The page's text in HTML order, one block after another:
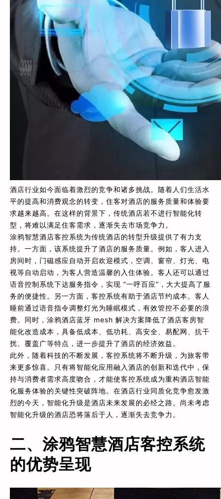
酒店行业如今面临着激烈的竞争和诸多挑战。随着人们生活水
平的提高和消费观念的转变，住客对酒店的服务质量和体验要
求越来越高。在这样的背景下，传统酒店若不进行智能化转
型，将难以满足住客需求，逐渐失去市场竞争力。
涂鸦智慧酒店客控系统为传统酒店的转型升级提供了有力支
持。一方面，该系统提升了酒店的服务质量。例如，客人进入
房间时，门磁感应自动开启欢迎模式，空调、窗帘、灯光、电
视等自动启动，为客人营造温馨的入住体验。客人还可以通过
语音控制系统下达服务指令，实现 “一呼百应”，大大提高了服
务的便捷性。另一方面，客控系统有助于酒店节约成本。客人
睡前通过语音指令调整灯光为睡眠模式，有效管控不必要的浪
费。同时，涂鸦酒店蓝牙 mesh 解决方案降低了酒店客房智
能化改造成本，具备低成本、低功耗、高安全、易配网、抗干
扰、覆盖广等特点，进一步提升了酒店的经济效益。
此外，随着科技的不断发展，客控系统将不断升级，为旅客带
来更多惊喜。只有将智能化应用融入酒店的创新和迭代中，保
持与消费者需求高度吻合，才能使客控系统成为重构酒店智能
化服务体验的关键性突破阵地。在酒店行业同质化竞争愈发激
烈的今天，智能化升级是酒店未来发展的必经之路。尚未考虑
智能化升级的酒店恐将落后于人，逐渐失去竞争力。
二、涂鸦智慧酒店客控系统
的优势呈现